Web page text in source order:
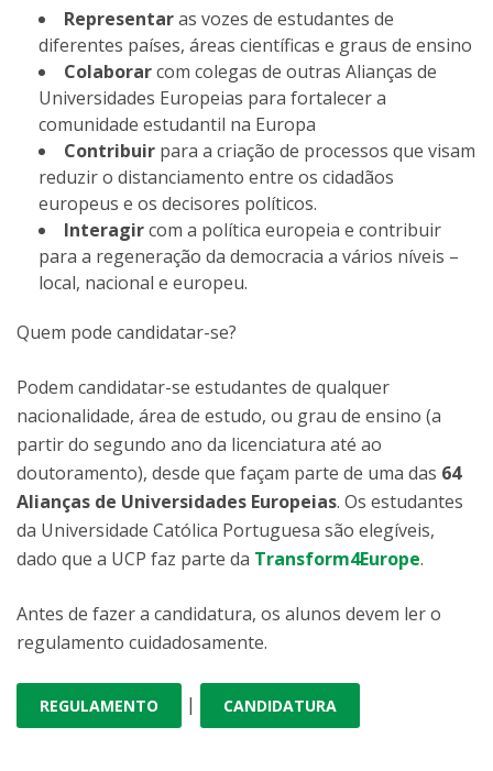
Representaras vozes de estudantes de
diferentes países, áreas científicas e graus de ensino
Colaborarcom colegas de outras Alianças de
Universidades Europeias para fortalecer a
comunidade estudantil na Europa
Contribuir para a criação de processos que visam
reduzir o distanciamento entre os cidadãos
europeus e os decisores políticos.
Interagircom a política europeia e contribuir
para a regeneração da democracia a vários níveis –
local, nacional e europeu.
Quem pode candidatar-se?
Podem candidatar-se estudantes de qualquer
nacionalidade, área de estudo, ou grau de ensino (a
partir do segundo ano da licenciatura até ao
doutoramento), desde que façam parte de uma das 64
Alianças de Universidades Europeias. Os estudantes
da Universidade Católica Portuguesa são elegíveis,
dado que a UCP faz parte da Transform4Europe.
Antes de fazer a candidatura, os alunos devem ler o
regulamento cuidadosamente.
REGULAMENTO | CANDIDATURA